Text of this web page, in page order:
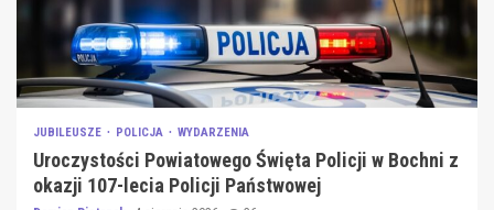
JUBILEUSZE POLICJA WYDARZENIA
Uroczystości Powiatowego Święta Policji w Bochni z
okazji 107-lecia Policji Państwowej